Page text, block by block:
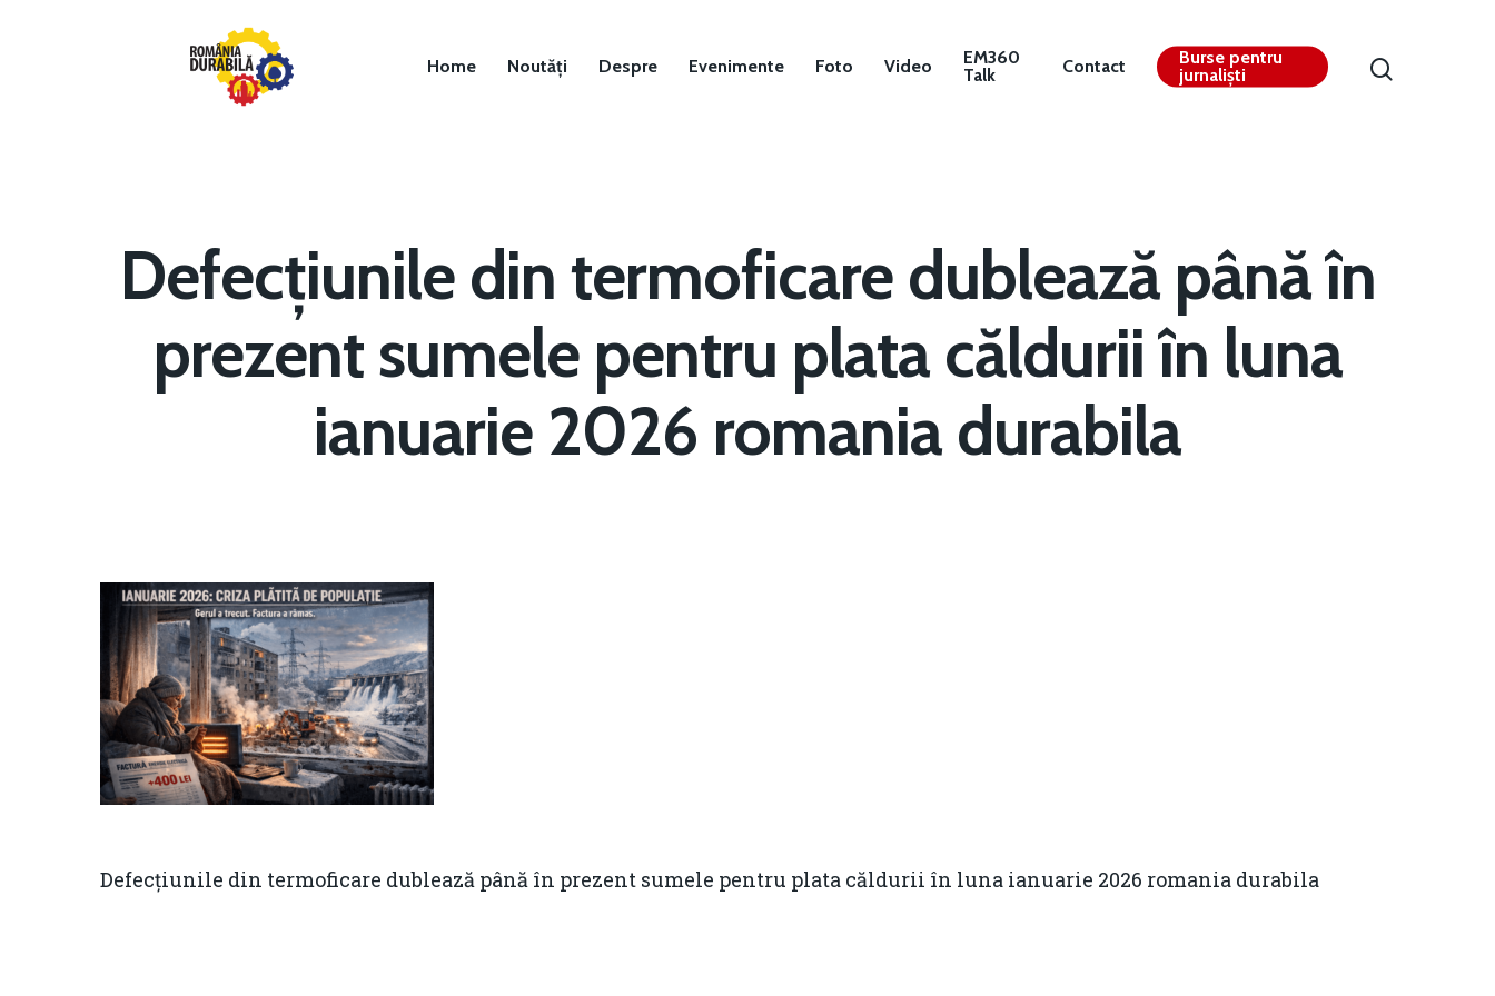
Hit enter to search or ESC to close
Home Noutăți Despre Evenimente Foto Video
EM360
Talk
Contact
Burse pentru
jurnaliști
Defecțiunile din termoficare dublează până în
prezent sumele pentru plata căldurii în luna
ianuarie 2026 romania durabila
Defecțiunile din termoficare dublează până în prezent sumele pentru plata căldurii în luna ianuarie 2026 romania durabila